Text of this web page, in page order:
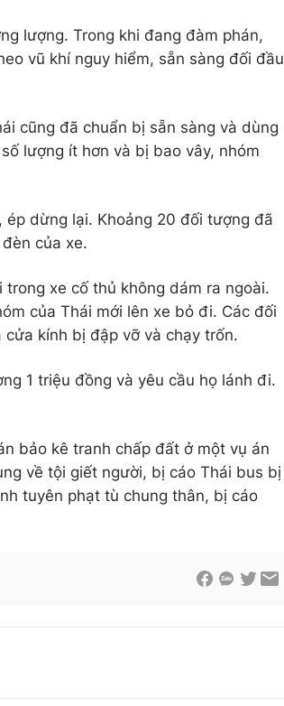
lượng. Trong khi đang đàm phán,
vũ khí nguy hiểm, sẵn sàng đối đầu
cũng đã chuẩn bị sẵn sàng và dùng
lượng ít hơn và bị bao vây, nhóm
dừng lại. Khoảng 20 đối tượng đã
của xe.
xe cố thủ không dám ra ngoài.
của Thái mới lên xe bỏ đi. Các đối
kính bị đập vỡ và chạy trốn.
1 triệu đồng và yêu cầu họ lánh đi.
bảo kê tranh chấp đất ở một vụ án
về tội giết người, bị cáo Thái bus bị
tuyên phạt tù chung thân, bị cáo